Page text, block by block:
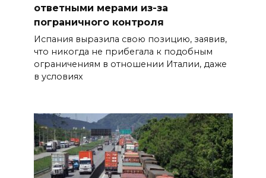
ответными мерами из-за
пограничного контроля
Испания выразила свою позицию, заявив,
что никогда не прибегала к подобным
ограничениям в отношении Италии, даже
в условиях